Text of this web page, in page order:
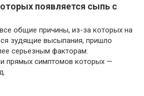
появляется сыпь с
общие причины, из-за которых на
зудящие высыпания, пришло
серьезным факторам:
прямых симптомов которых —